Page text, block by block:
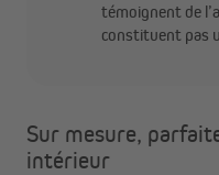
témoignent de
constituent pas
Sur mesure,
intérieur